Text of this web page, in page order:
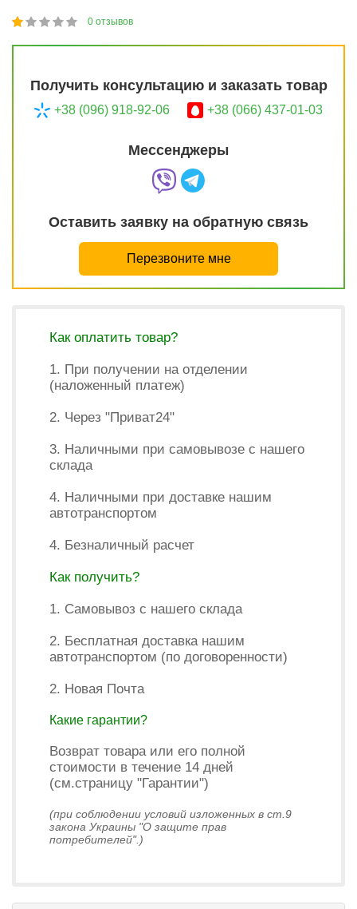
20
1
2
3
4
5 0 отзывов
Получить консультацию и заказать товар
+38 (096) 918-92-06 +38 (066) 437-01-03
Мессенджеры
Оставить заявку на обратную связь
Перезвоните мне
Как оплатить товар?
1. При получении на отделении
(наложенный платеж)
2. Через "Приват24"
3. Наличными при самовывозе с нашего
склада
4. Наличными при доставке нашим
автотранспортом
4. Безналичный расчет
Как получить?
1. Самовывоз с нашего склада
2. Бесплатная доставка нашим
автотранспортом (по договоренности)
2. Новая Почта
Какие гарантии?
Возврат товара или его полной
стоимости в течение 14 дней
(см.страницу "Гарантии")
(при соблюдении условий изложенных в ст.9
закона Украины "О защите прав
потребителей".)